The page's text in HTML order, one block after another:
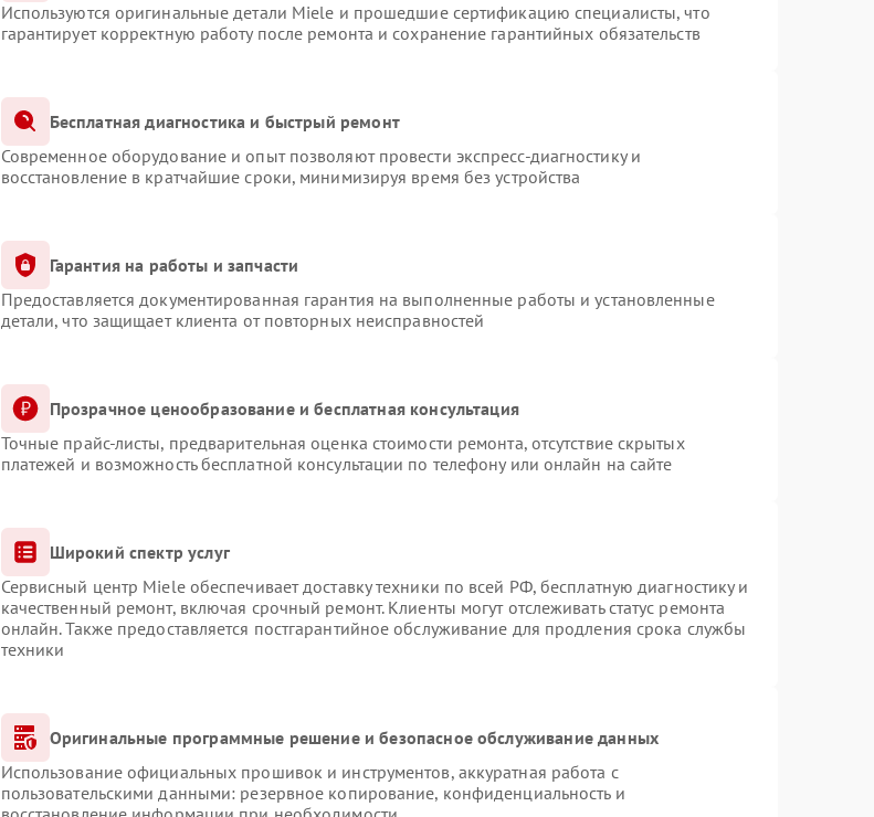
Используются оригинальные детали Miele и прошедшие сертификацию специалисты, что
гарантирует корректную работу после ремонта и сохранение гарантийных обязательств
Бесплатная диагностика и быстрый ремонт
Современное оборудование и опыт позволяют провести экспресс-диагностику и
восстановление в кратчайшие сроки, минимизируя время без устройства
Гарантия на работы и запчасти
Предоставляется документированная гарантия на выполненные работы и установленные
детали, что защищает клиента от повторных неисправностей
Прозрачное ценообразование и бесплатная консультация
Точные прайс-листы, предварительная оценка стоимости ремонта, отсутствие скрытых
платежей и возможность бесплатной консультации по телефону или онлайн на сайте
Широкий спектр услуг
Сервисный центр Miele обеспечивает доставку техники по всей РФ, бесплатную диагностику и
качественный ремонт, включая срочный ремонт. Клиенты могут отслеживать статус ремонта
онлайн. Также предоставляется постгарантийное обслуживание для продления срока службы
техники
Оригинальные программные решение и безопасное обслуживание данных
Использование официальных прошивок и инструментов, аккуратная работа с
пользовательскими данными: резервное копирование, конфиденциальность и